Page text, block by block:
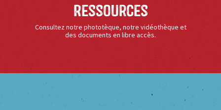
Ressources
Consultez notre phototèque, notre vidéothèque et
des documents en libre accès.